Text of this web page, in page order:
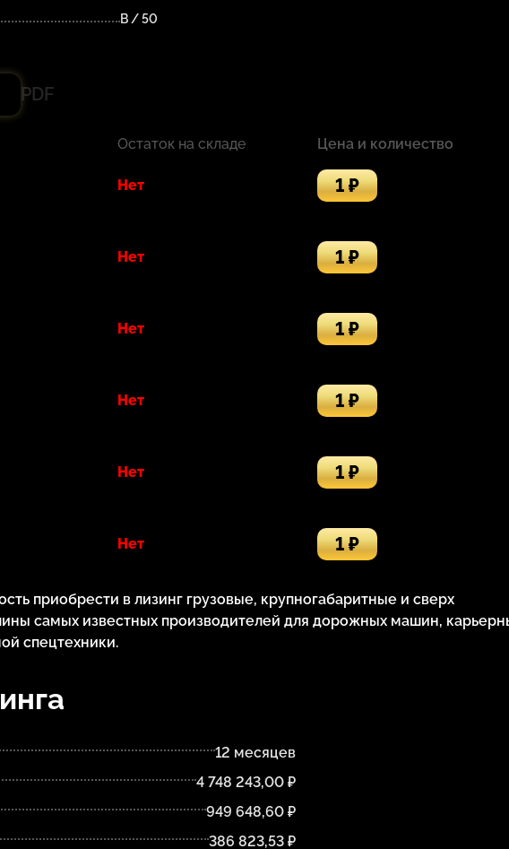
B / 50
PDF
Остаток на складе Цена и количество
Нет 1 ₽
Нет 1 ₽
Нет 1 ₽
Нет 1 ₽
Нет 1 ₽
Нет 1 ₽
приобрести в лизинг грузовые, крупногабаритные и сверх
самых известных производителей для дорожных машин,
спецтехники.
12 месяцев
4 748 243,00 ₽
949 648,60 ₽
386 823,53 ₽